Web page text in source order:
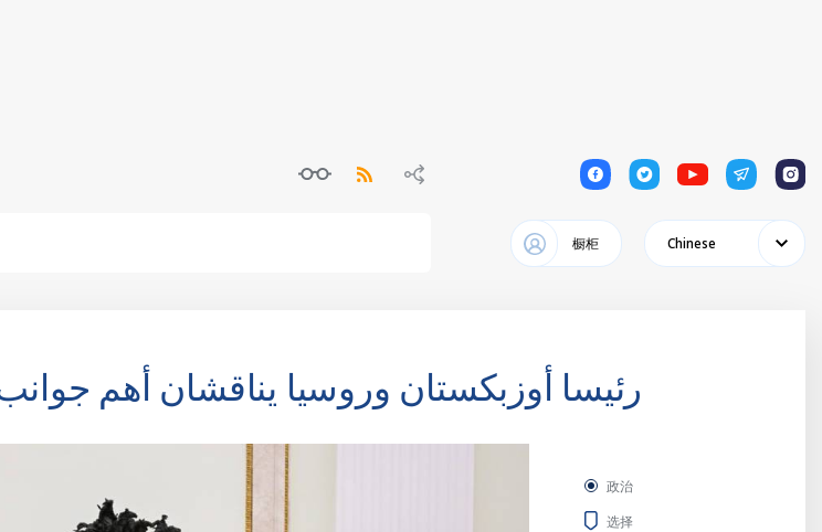
1 1 1 1 1
橱柜 Chinese
رئيسا أوزبكستان وروسيا يناقشان أهم جوانب
政治
选择